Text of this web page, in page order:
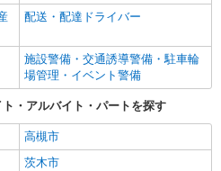
配送・配達ドライバー
施設警備・交通誘導警備・駐車輪
場管理・イベント警備
・アルバイト・パートを探す
高槻市
茨木市